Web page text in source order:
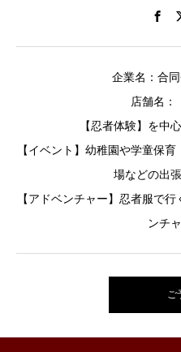
企業名：合
店舗名：
【忍者体験】を中
【イベント】幼稚園や学童保
場などの出
【アドベンチャー】忍者服で
ンチ
ご